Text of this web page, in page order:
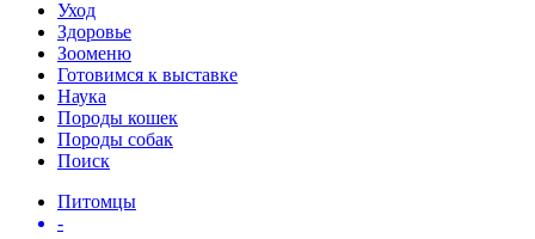
Уход
Здоровье
Зооменю
Готовимся к выставке
Наука
Породы кошек
Породы собак
Поиск
Питомцы
-